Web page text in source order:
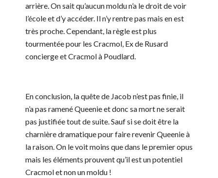
arrière. On sait qu’aucun moldu n’a le droit de voir
l’école et d’y accéder. Il n’y rentre pas mais en est
très proche. Cependant, la règle est plus
tourmentée pour les Cracmol, Ex de Rusard
concierge et Cracmol à Poudlard.
En conclusion, la quête de Jacob n’est pas finie, il
n’a pas ramené Queenie et donc sa mort ne serait
pas justifiée tout de suite. Sauf si se doit être la
charnière dramatique pour faire revenir Queenie à
la raison. On le voit moins que dans le premier opus
mais les éléments prouvent qu’il est un potentiel
Cracmol et non un moldu !